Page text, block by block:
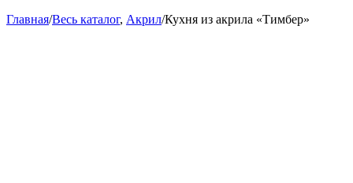
Главная/Весь каталог, Акрил/Кухня из акрила «Тимбер»